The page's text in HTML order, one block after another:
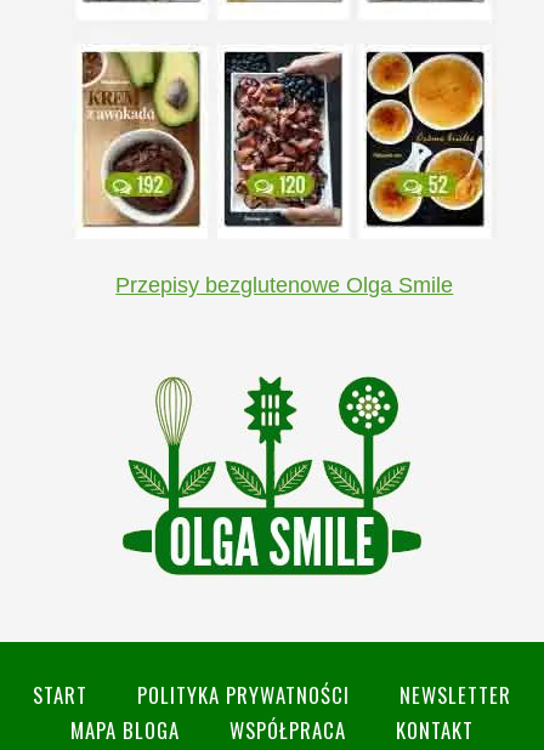
Przepisy bezglutenowe Olga Smile
START POLITYKA PRYWATNOŚCI
NEWSLETTER
MAPA BLOGA
WSPÓŁPRACA
KONTAKT